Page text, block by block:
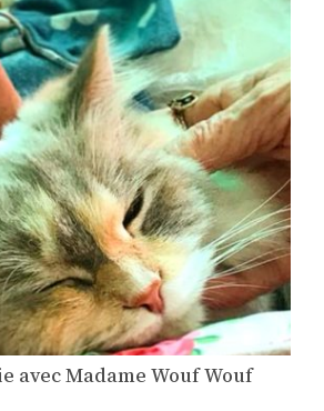
avec Madame Wouf Wouf